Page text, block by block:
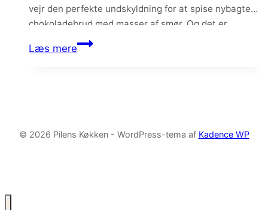
vejr den perfekte undskyldning for at spise nybagte
chokoladebrud med masser af smør. Og det er
bestemt heller ikke dårligt. Duften af nybagte boller er
noget…
Læs mereChokoladebrud
© 2026 Pilens Køkken - WordPress-tema af Kadence WP